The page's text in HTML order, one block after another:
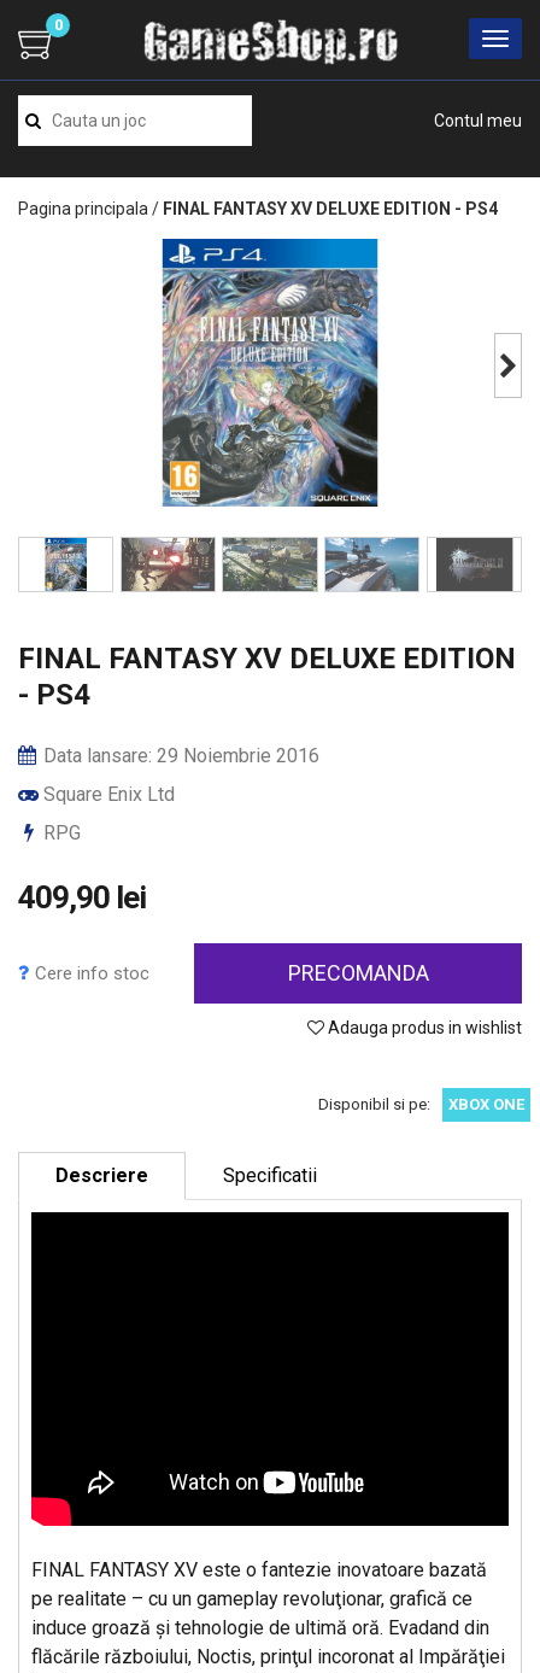
Contul meu
0
Pagina principala / FINAL FANTASY XV DELUXE EDITION - PS4
FINAL FANTASY XV DELUXE EDITION
- PS4
Data lansare: 29 Noiembrie 2016
Square Enix Ltd
RPG
409,90 lei
Cere info stoc PRECOMANDA
Adauga produs in wishlist
Disponibil si pe: XBOX ONE
Descriere Specificatii
FINAL FANTASY XV este o fantezie inovatoare bazată
pe realitate – cu un gameplay revoluţionar, grafică ce
induce groază şi tehnologie de ultimă oră. Evadand din
flăcările războiului, Noctis, prinţul incoronat al Impărăţiei